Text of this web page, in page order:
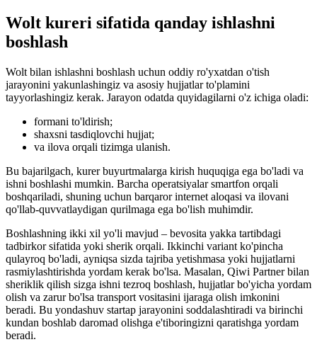
Wolt kureri sifatida qanday ishlashni
boshlash
Wolt bilan ishlashni boshlash uchun oddiy ro'yxatdan o'tish
jarayonini yakunlashingiz va asosiy hujjatlar to'plamini
tayyorlashingiz kerak. Jarayon odatda quyidagilarni o'z ichiga oladi:
formani to'ldirish;
shaxsni tasdiqlovchi hujjat;
va ilova orqali tizimga ulanish.
Bu bajarilgach, kurer buyurtmalarga kirish huquqiga ega bo'ladi va
ishni boshlashi mumkin. Barcha operatsiyalar smartfon orqali
boshqariladi, shuning uchun barqaror internet aloqasi va ilovani
qo'llab-quvvatlaydigan qurilmaga ega bo'lish muhimdir.
Boshlashning ikki xil yo'li mavjud – bevosita yakka tartibdagi
tadbirkor sifatida yoki sherik orqali. Ikkinchi variant ko'pincha
qulayroq bo'ladi, ayniqsa sizda tajriba yetishmasa yoki hujjatlarni
rasmiylashtirishda yordam kerak bo'lsa. Masalan, Qiwi Partner bilan
sheriklik qilish sizga ishni tezroq boshlash, hujjatlar bo'yicha yordam
olish va zarur bo'lsa transport vositasini ijaraga olish imkonini
beradi. Bu yondashuv startap jarayonini soddalashtiradi va birinchi
kundan boshlab daromad olishga e'tiboringizni qaratishga yordam
beradi.